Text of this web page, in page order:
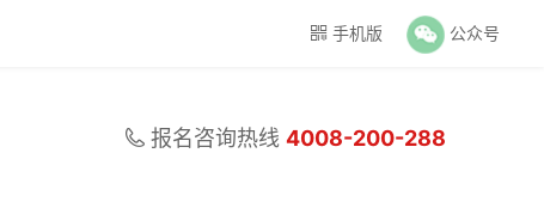
 手机版 公众号
 报名咨询热线 4008-200-288